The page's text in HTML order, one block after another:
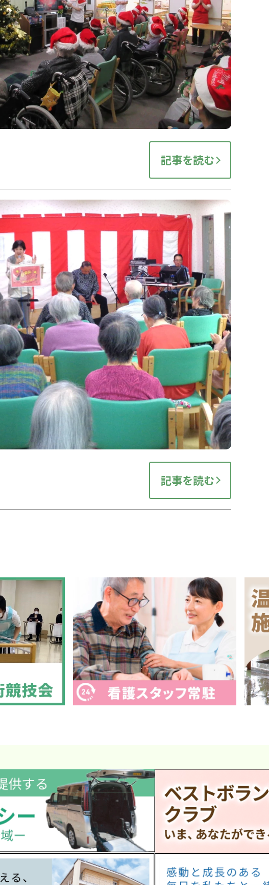
記事を読む
記事を読む